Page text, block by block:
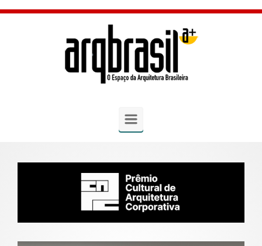
Skip to main content